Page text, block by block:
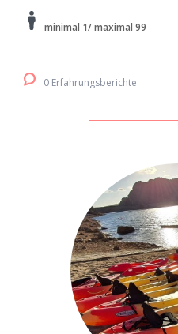
minimal 1/ maximal 99
0 Erfahrungsberichte